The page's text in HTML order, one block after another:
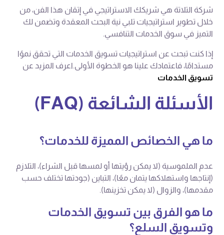
شركة التلاتة هي شريكك الاستراتيجي في إتقان هذا الفن، من
خلال تطوير استراتيجيات تلبي نية البحث المعقدة وتضمن لك
التميز في سوق الخدمات التنافسي.
إذا كنت تبحث عن استراتيجيات تسويق الخدمات التي تحقق نموًا
مستدامًا، فاعتمادك علينا هو الخطوة الأولى.اعرف المزيد عن
تسويق الخدمات
الأسئلة الشائعة (FAQ)
ما هي الخصائص المميزة للخدمات؟
عدم الملموسية (لا يمكن رؤيتها أو لمسها قبل الشراء)، التلازم
(إنتاجها واستهلاكها يتمان معًا)، التباين (جودتها تختلف حسب
مقدمها)، والزوال (لا يمكن تخزينها).
ما هو الفرق بين تسويق الخدمات
وتسويق السلع؟